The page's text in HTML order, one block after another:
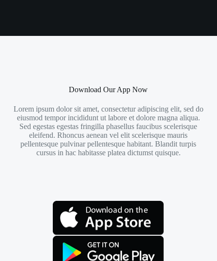
Download Our App Now
Lorem ipsum dolor sit amet, consectetur adipiscing elit, sed do
eiusmod tempor incididunt ut labore et dolore magna aliqua.
Sed egestas egestas fringilla phasellus faucibus scelerisque
eleifend. Rhoncus aenean vel elit scelerisque mauris
pellentesque pulvinar pellentesque habitant. Blandit turpis
cursus in hac habitasse platea dictumst quisque.